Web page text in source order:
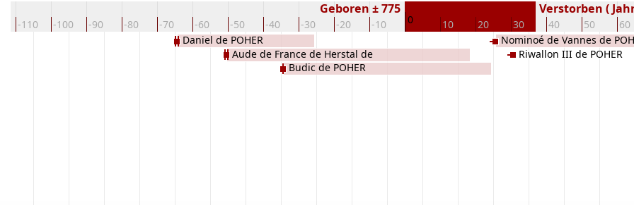
-110 -100 -90 -80 -70 -60 -50 -40 -30 -20 -10 0 10 20 30 40 50 60
Geboren ± 775 Verstorben (
Daniel de POHER
Aude de France de Herstal de
KAROLINGEN Budic de POHER
Nominoé de Vannes de
Riwallon III de POHER